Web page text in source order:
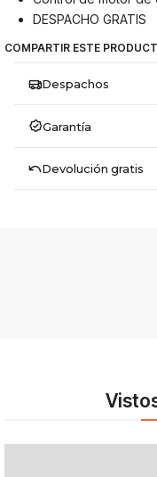
DESPACHO GRATIS
COMPARTIR ESTE
Despachos
Garantía
Devolución gratis